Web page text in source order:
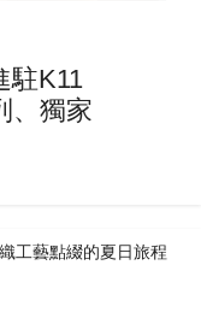
駐K11
、獨家
工藝點綴的夏日旅程